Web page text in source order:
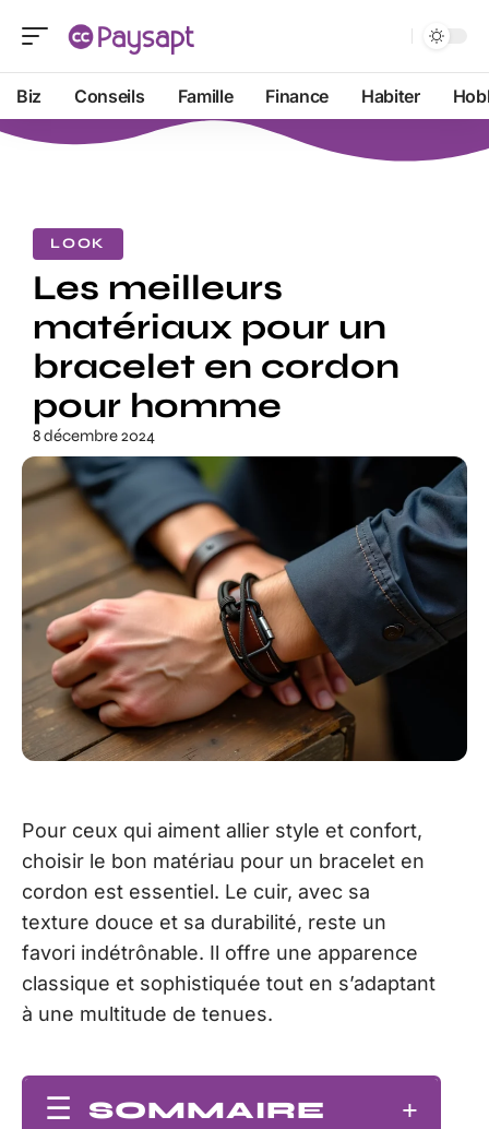
Biz Conseils Famille Finance Habiter
LOOK
Les meilleurs
matériaux pour un
bracelet en cordon
pour homme
8 décembre 2024
Pour ceux qui aiment allier style et confort,
choisir le bon matériau pour un bracelet en
cordon est essentiel. Le cuir, avec sa
texture douce et sa durabilité, reste un
favori indétrônable. Il offre une apparence
classique et sophistiquée tout en s’adaptant
à une multitude de tenues.
SOMMAIRE